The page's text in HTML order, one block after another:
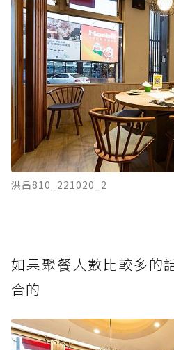
洪昌810_221020_2
如果聚餐人數比較多的
合的